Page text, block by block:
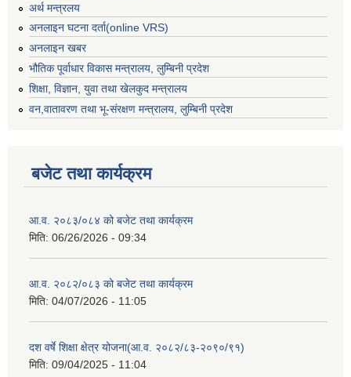
अर्थ मन्त्रलय
अनलाइन घटना दर्ता(online VRS)
अनलाइन खबर
भौतिक पूर्वाधार विकास मन्त्रालय, लुम्बिनी प्रदेश
शिक्षा, विज्ञान, युवा तथा खेलकुद मन्‍‍त्रालय
वन,वातावरण तथा भू-संरक्षण मन्त्रालय, लुम्बिनी प्रदेश
बजेट तथा कार्यक्रम
आ.व. २०८३/०८४ को बजेट तथा कार्यक्रम
मिति: 06/26/2026 - 09:34
आ.व. २०८२/०८३ को बजेट तथा कार्यक्रम
मिति: 04/07/2026 - 11:05
दश वर्षे शिक्षा क्षेत्र योजना(आ.व. २०८२/८३-२०९०/९१)
मिति: 09/04/2025 - 11:04